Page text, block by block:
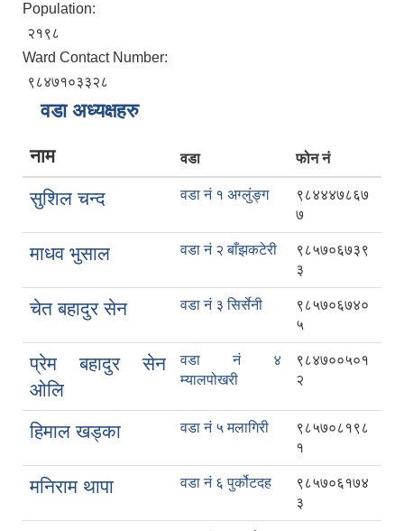
Population:
२१९८
Ward Contact Number:
९८४७१०३३२८
वडा अध्यक्षहरु
नाम वडा फोन नं
सुशिल चन्द वडा नं १ अग्लुंङ्ग
९८४४४७८६७
७
माधव भुसाल वडा नं २ बाँझकटेरी
९८५७०६७३९
३
चेत बहादुर सेन वडा नं ३ सिर्सेनी
९८५७०६७४०
५
प्रेम बहादुर सेन
ओलि
वडा नं ४
म्यालपोखरी
९८४७००५०१
२
हिमाल खड्का वडा नं ५ मलागिरी
९८५७०८१९८
१
मनिराम थापा वडा नं ६ पुर्कोटदह
९८५७०६१७४
३